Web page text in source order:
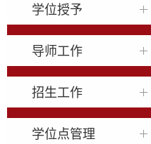
学位授予
导师工作
招生工作
学位点管理